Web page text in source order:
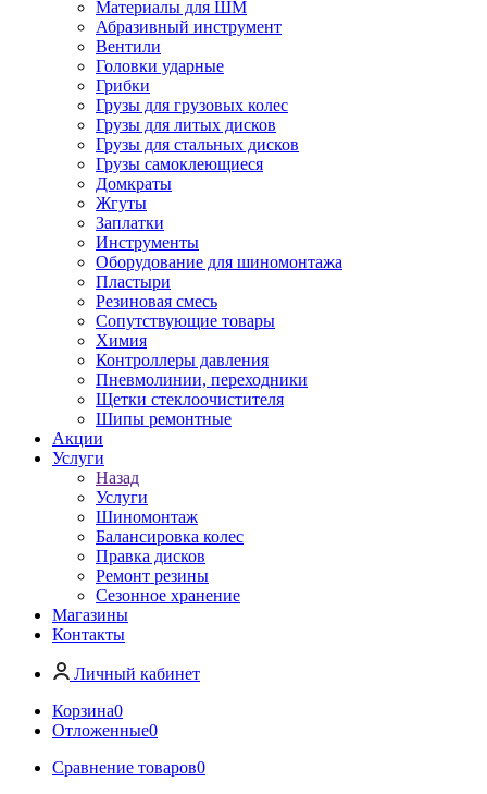
Материалы для ШМ
Абразивный инструмент
Вентили
Головки ударные
Грибки
Грузы для грузовых колес
Грузы для литых дисков
Грузы для стальных дисков
Грузы самоклеющиеся
Домкраты
Жгуты
Заплатки
Инструменты
Оборудование для шиномонтажа
Пластыри
Резиновая смесь
Сопутствующие товары
Химия
Контроллеры давления
Пневмолинии, переходники
Щетки стеклоочистителя
Шипы ремонтные
Акции
Услуги
Назад
Услуги
Шиномонтаж
Балансировка колес
Правка дисков
Ремонт резины
Сезонное хранение
Магазины
Контакты
Личный кабинет
Корзина0
Отложенные0
Сравнение товаров0